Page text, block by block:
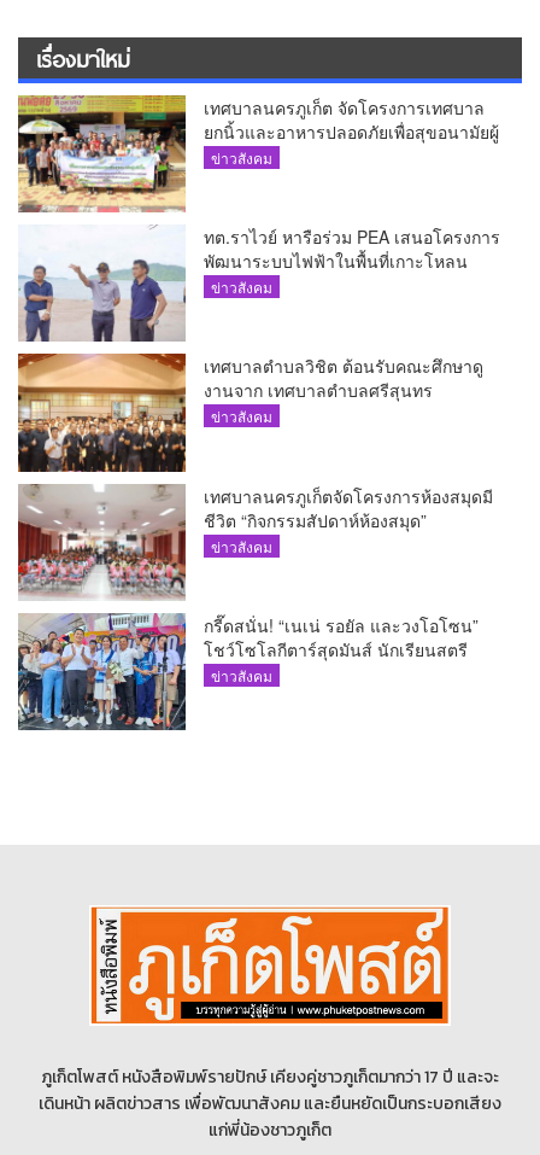
เรื่องมาใหม่
เทศบาลนครภูเก็ต จัดโครงการเทศบาล
ยกนิ้วและอาหารปลอดภัยเพื่อสุขอนามัยผู้
บริโภค
ข่าวสังคม
ทต.ราไวย์ หารือร่วม PEA เสนอโครงการ
พัฒนาระบบไฟฟ้าในพื้นที่เกาะโหลน
ข่าวสังคม
เทศบาลตำบลวิชิต ต้อนรับคณะศึกษาดู
งานจาก เทศบาลตำบลศรีสุนทร
ข่าวสังคม
เทศบาลนครภูเก็ตจัดโครงการห้องสมุดมี
ชีวิต “กิจกรรมสัปดาห์ห้องสมุด”
ข่าวสังคม
กรี๊ดสนั่น! “เนเน่ รอยัล และวงโอโซน”
โชว์โซโลกีตาร์สุดมันส์ นักเรียนสตรี
ภูเก็ตนั่งไม่ติด ทั้งเต้น-ร้อง
ข่าวสังคม
ภูเก็ตโพสต์ หนังสือพิมพ์รายปักษ์ เคียงคู่ชาวภูเก็ตมากว่า 17 ปี และจะ
เดินหน้า ผลิตข่าวสาร เพื่อพัฒนาสังคม และยืนหยัดเป็นกระบอกเสียง
แก่พี่น้องชาวภูเก็ต